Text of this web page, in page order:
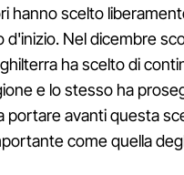
hanno scelto
d'inizio. Nel dicembre
ha scelto di
e lo stesso ha
portare avanti questa
come quella